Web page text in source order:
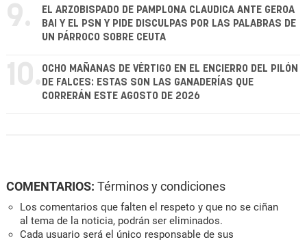
9.
EL ARZOBISPADO DE PAMPLONA CLAUDICA ANTE GEROA
BAI Y EL PSN Y PIDE DISCULPAS POR LAS PALABRAS DE
UN PÁRROCO SOBRE CEUTA
10. OCHO MAÑANAS DE VÉRTIGO EN EL ENCIERRO DEL PILÓN
DE FALCES: ESTAS SON LAS GANADERÍAS QUE
CORRERÁN ESTE AGOSTO DE 2026
COMENTARIOS: Términos y condiciones
Los comentarios que falten el respeto y que no se ciñan
al tema de la noticia, podrán ser eliminados.
Cada usuario será el único responsable de sus